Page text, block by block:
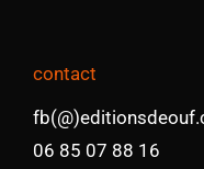
contact
06 85 07 88 16